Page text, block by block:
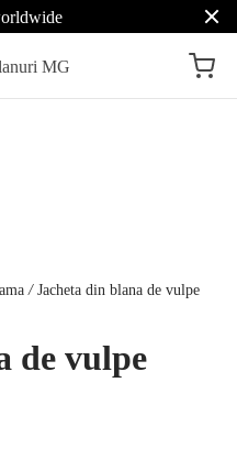
/Jacheta din blana de vulpe
de vulpe